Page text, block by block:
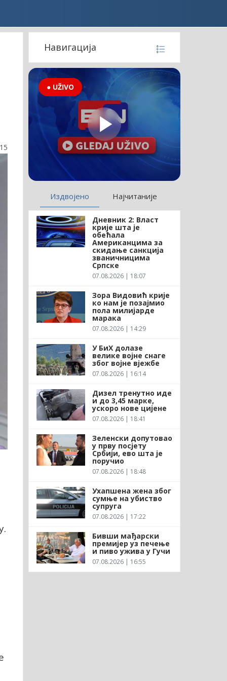
Навигација
● UŽIVO
Издвојено Најчитаније
Дневник 2: Власт
крије шта је
обећала
Американцима за
скидање санкција
званичницима
Српске
07.08.2026 | 18:07
Зора Видовић крије
ко нам је позајмио
пола милијарде
марака
07.08.2026 | 14:29
У БиХ долазе
велике војне снаге
због војне вјежбе
07.08.2026 | 16:14
Дизел тренутно иде
и до 3,45 марке,
ускоро нове цијене
07.08.2026 | 18:41
Зеленски допутовао
у прву посјету
Србији, ево шта је
поручио
07.08.2026 | 18:48
Ухапшена жена због
сумње на убиство
супруга
07.08.2026 | 17:22
Бивши мађарски
премијер уз печење
и пиво ужива у Гучи
07.08.2026 | 16:55